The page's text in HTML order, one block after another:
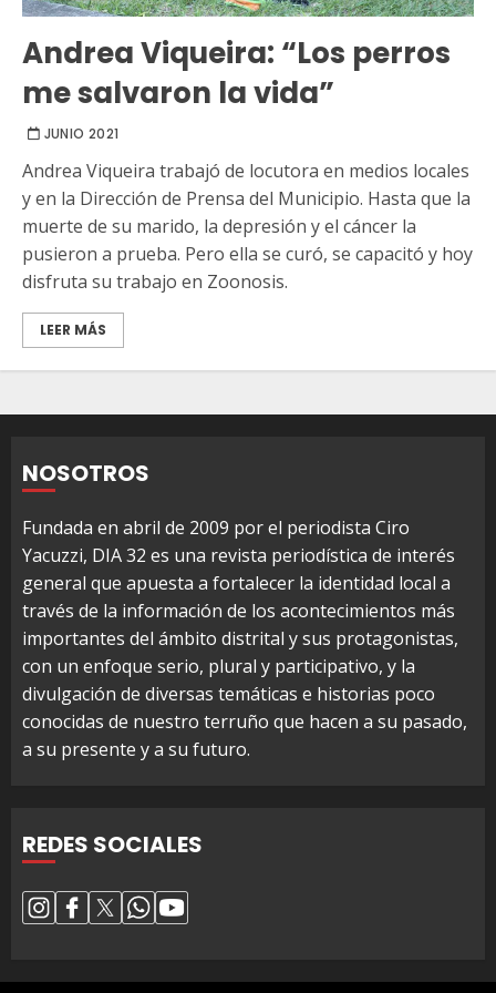
Andrea Viqueira: “Los perros
me salvaron la vida”
JUNIO 2021
Andrea Viqueira trabajó de locutora en medios locales
y en la Dirección de Prensa del Municipio. Hasta que la
muerte de su marido, la depresión y el cáncer la
pusieron a prueba. Pero ella se curó, se capacitó y hoy
disfruta su trabajo en Zoonosis.
LEER MÁS
NOSOTROS
Fundada en abril de 2009 por el periodista Ciro
Yacuzzi, DIA 32 es una revista periodística de interés
general que apuesta a fortalecer la identidad local a
través de la información de los acontecimientos más
importantes del ámbito distrital y sus protagonistas,
con un enfoque serio, plural y participativo, y la
divulgación de diversas temáticas e historias poco
conocidas de nuestro terruño que hacen a su pasado,
a su presente y a su futuro.
REDES SOCIALES